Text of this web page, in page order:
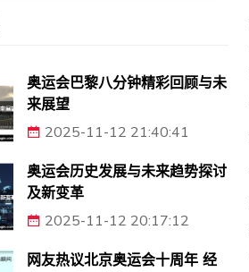
奥运会巴黎八分钟精彩回顾与未
来展望
2025-11-12 21:40:41
奥运会历史发展与未来趋势探讨
及新变革
2025-11-12 20:17:12
网友热议北京奥运会十周年 经